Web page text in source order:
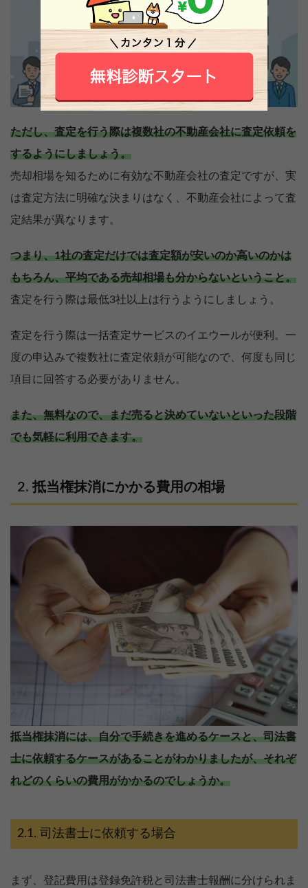
ただし、査定を行う際は複数社の不動産会社に査定依頼を
するようにしましょう。
売却相場を知るために有効な不動産会社の査定ですが、実
は査定方法に明確な決まりはなく、不動産会社によって査
定結果が異なります。
つまり、1社の査定だけでは査定額が安いのか高いのかは
もちろん、平均である売却相場も分からないということ。
査定を行う際は最低3社以上は行うようにしましょう。
査定を行う際は一括査定サービスのイエウールが便利。一
度の申込みで複数社に査定依頼が可能なので、何度も同じ
項目に回答する必要がありません。
また、無料なので、まだ売ると決めていないといった段階
でも気軽に利用できます。
抵当権抹消にかかる費用の相場
抵当権抹消には、自分で手続きを進めるケースと、司法書
士に依頼するケースがあることがわかりましたが、それぞ
れどのくらいの費用がかかるのでしょうか。
司法書士に依頼する場合
まず、登記費用は登録免許税と司法書士報酬に分けられま